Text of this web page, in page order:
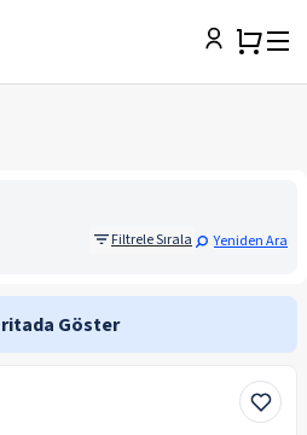
Filtrele Sırala Yeniden Ara
Göster